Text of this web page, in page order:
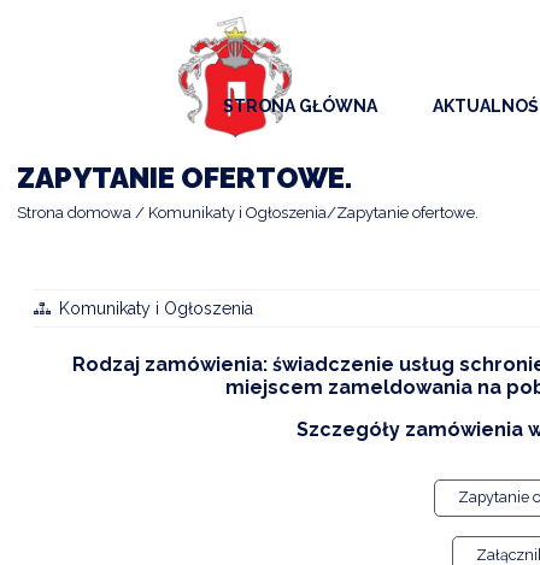
STRONA GŁÓWNA
ZAPYTANIE OFERTOWE.
Strona domowa Komunikaty i Ogłoszenia Zapytanie ofertowe.
Komunikaty i Ogłoszenia
Rodzaj zamówienia: świadczenie usług
miejscem zameldowania na
Szczegóły zamówienia
Zapytanie